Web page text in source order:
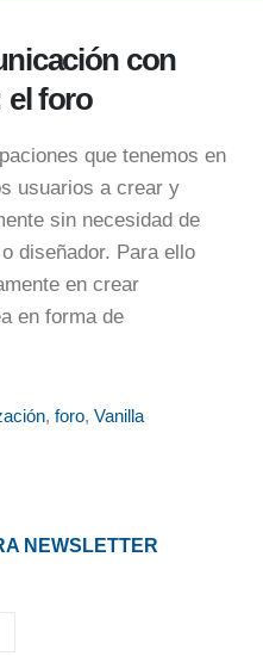
con
el foro
que tenemos en
usuarios a crear y
sin necesidad de
diseñador. Para ello
en crear
en forma de
, foro, Vanilla
NEWSLETTER